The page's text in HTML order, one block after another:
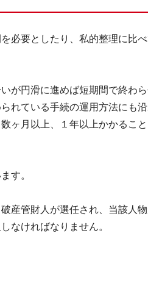
必要としたり、私的整理に比
が円滑に進めば短期間で終わ
れている手続の運用方法にも
ヶ月以上、１年以上かかること
す。
産管財人が選任され、当該人
なければなりません。